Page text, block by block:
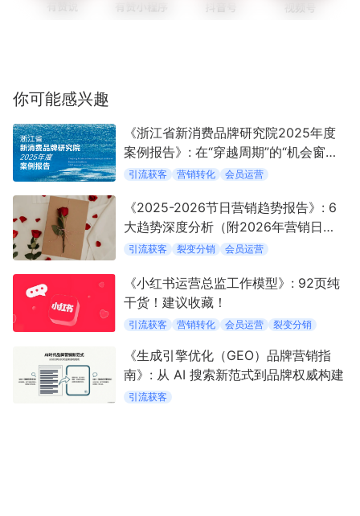
你可能感兴趣
《浙江省新消费品牌研究院2025年度
案例报告》: 在“穿越周期”的“机会窗口”
中定义新消费
引流获客 营销转化 会员运营
《2025-2026节日营销趋势报告》: 6
大趋势深度分析（附2026年营销日
历）
引流获客 裂变分销 会员运营
《小红书运营总监工作模型》: 92页纯
干货！建议收藏！
引流获客 营销转化 会员运营 裂变分销
《生成引擎优化（GEO）品牌营销指
南》: 从 AI 搜索新范式到品牌权威构建
引流获客